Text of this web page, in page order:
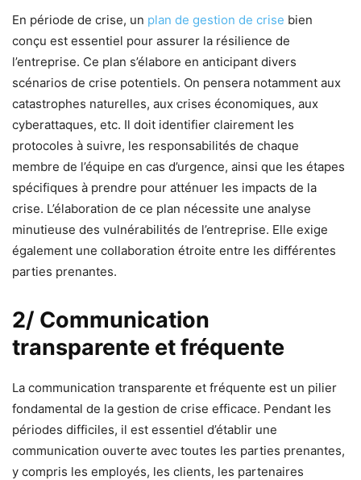
En période de crise, un plan de gestion de crise bien
conçu est essentiel pour assurer la résilience de
l’entreprise. Ce plan s’élabore en anticipant divers
scénarios de crise potentiels. On pensera notamment aux
catastrophes naturelles, aux crises économiques, aux
cyberattaques, etc. Il doit identifier clairement les
protocoles à suivre, les responsabilités de chaque
membre de l’équipe en cas d’urgence, ainsi que les étapes
spécifiques à prendre pour atténuer les impacts de la
crise. L’élaboration de ce plan nécessite une analyse
minutieuse des vulnérabilités de l’entreprise. Elle exige
également une collaboration étroite entre les différentes
parties prenantes.
2/ Communication
transparente et fréquente
La communication transparente et fréquente est un pilier
fondamental de la gestion de crise efficace. Pendant les
périodes difficiles, il est essentiel d’établir une
communication ouverte avec toutes les parties prenantes,
y compris les employés, les clients, les partenaires